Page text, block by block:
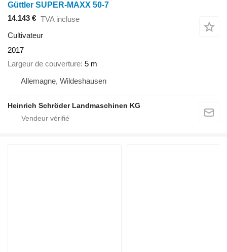
Güttler SUPER-MAXX 50-7
14.143 € TVA incluse
Cultivateur
2017
Largeur de couverture 5 m
Allemagne, Wildeshausen
Heinrich Schröder Landmaschinen KG